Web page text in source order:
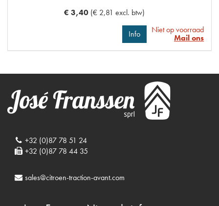
€ 3,40 (€ 2,81 excl. btw)
Info
Niet op voorraad
Mail ons
+32 (0)87 78 51 24
+32 (0)87 78 44 35
sales@citroen-traction-avant.com